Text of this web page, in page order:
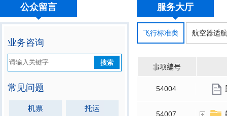
公众留言
业务咨询
搜索
常见问题
机票 托运
服务大厅
飞行标准类 航空器适